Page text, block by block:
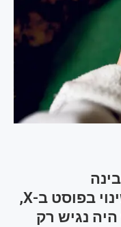
המלאכותית, הודיע על השינוי בפוסט ב-X,
נגיש רק